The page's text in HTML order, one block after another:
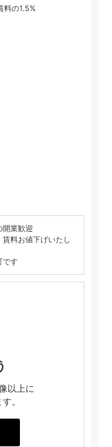
料の1.5%
開業歓迎
料お値下げいたし
です
以上に
。